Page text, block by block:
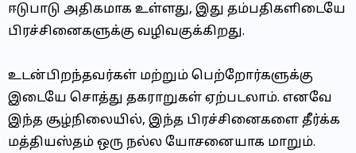
ஈடுபாடு அதிகமாக உள்ளது, இது தம்பதிகளிடையே
பிரச்சினைகளுக்கு வழிவகுக்கிறது.
உடன்பிறந்தவர்கள் மற்றும் பெற்றோர்களுக்கு
இடையே சொத்து தகராறுகள் ஏற்படலாம். எனவே
இந்த சூழ்நிலையில், இந்த பிரச்சினைகளை தீர்க்க
மத்தியஸ்தம் ஒரு நல்ல யோசனையாக மாறும்.